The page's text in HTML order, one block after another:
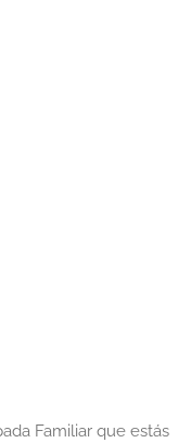
Familiar que estás